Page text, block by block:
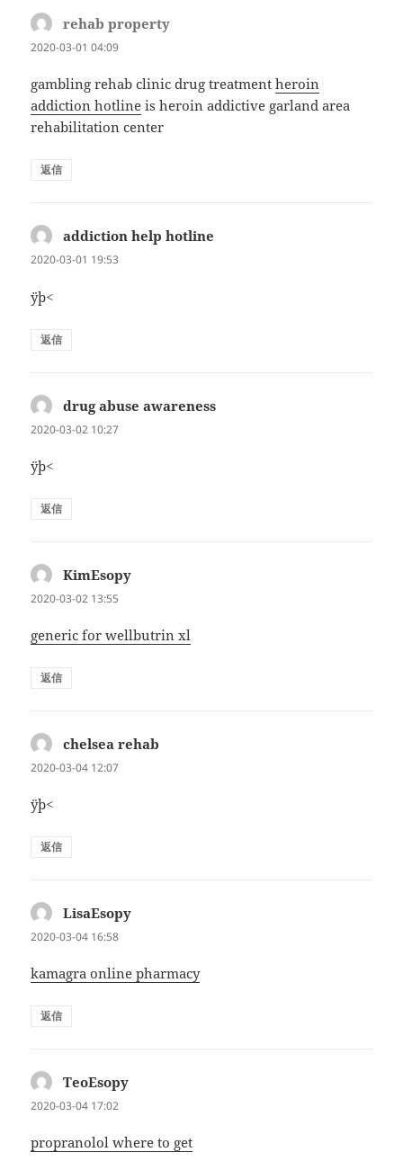
rehab property
2020-03-01 04:09
gambling rehab clinic drug treatmentheroin
addiction hotline is heroin addictive garland area
rehabilitation center
返信
addiction help hotline
2020-03-01 19:53
ÿþ<
返信
drug abuse awareness
2020-03-02 10:27
ÿþ<
返信
KimEsopy
2020-03-02 13:55
generic for wellbutrin xl
返信
chelsea rehab
2020-03-04 12:07
ÿþ<
返信
LisaEsopy
2020-03-04 16:58
kamagra online pharmacy
返信
TeoEsopy
2020-03-04 17:02
propranolol where to get